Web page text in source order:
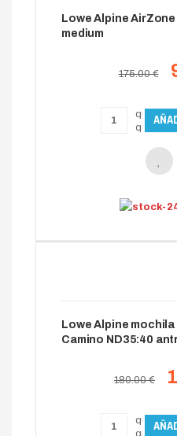
Lowe Alpine
medium
175.00 €
Lowe Alpine
Camino ND35:40
180.00 €